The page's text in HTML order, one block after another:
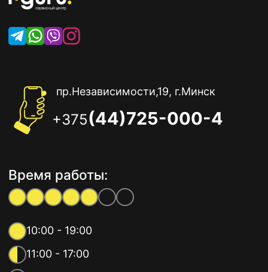
пр.Независимости,19, г.Минск
+375(44)725-000-4
Время работы:
10:00 - 19:00
11:00 - 17:00